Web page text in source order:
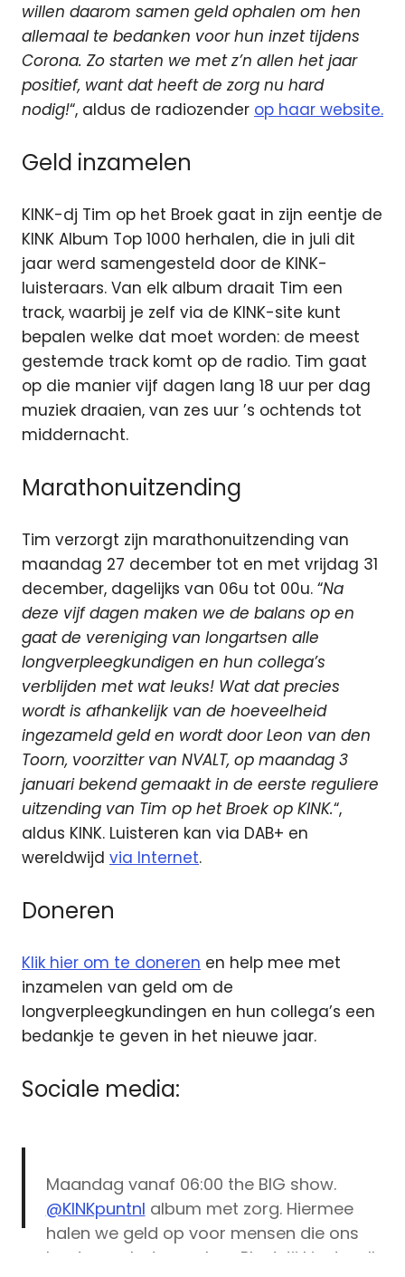
willen daarom samen geld ophalen om hen
allemaal te bedanken voor hun inzet tijdens
Corona. Zo starten we met z’n allen het jaar
positief, want dat heeft de zorg nu hard
nodig!“, aldus de radiozender op haar website.
Geld inzamelen
KINK-dj Tim op het Broek gaat in zijn eentje de
KINK Album Top 1000 herhalen, die in juli dit
jaar werd samengesteld door de KINK-
luisteraars. Van elk album draait Tim een
track, waarbij je zelf via de KINK-site kunt
bepalen welke dat moet worden: de meest
gestemde track komt op de radio. Tim gaat
op die manier vijf dagen lang 18 uur per dag
muziek draaien, van zes uur ’s ochtends tot
middernacht.
Marathonuitzending
Tim verzorgt zijn marathonuitzending van
maandag 27 december tot en met vrijdag 31
december, dagelijks van 06u tot 00u. “Na
deze vijf dagen maken we de balans op en
gaat de vereniging van longartsen alle
longverpleegkundigen en hun collega’s
verblijden met wat leuks! Wat dat precies
wordt is afhankelijk van de hoeveelheid
ingezameld geld en wordt door Leon van den
Toorn, voorzitter van NVALT, op maandag 3
januari bekend gemaakt in de eerste reguliere
uitzending van Tim op het Broek op KINK.“,
aldus KINK. Luisteren kan via DAB+ en
wereldwijd via Internet.
Doneren
Klik hier om te doneren en help mee met
inzamelen van geld om de
longverpleegkundingen en hun collega’s een
bedankje te geven in het nieuwe jaar.
Sociale media:
Maandag vanaf 06:00 the BIG show.
@KINKpuntnl album met zorg. Hiermee
halen we geld op voor mensen die ons
land weer beter maken. Plus! Jij kiest welk